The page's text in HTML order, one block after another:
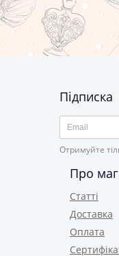
Підписка
Отримуйте
Про
Статті
Доставка
Оплата